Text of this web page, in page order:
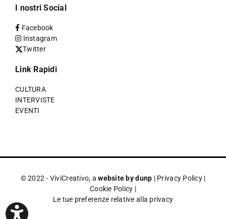
I nostri Social
Facebook
Instagram
Twitter
Link Rapidi
CULTURA
INTERVISTE
EVENTI
© 2022 - ViviCreativo, awebsite by dunp | Privacy Policy|
Cookie Policy |
Le tue preferenze relative alla privacy